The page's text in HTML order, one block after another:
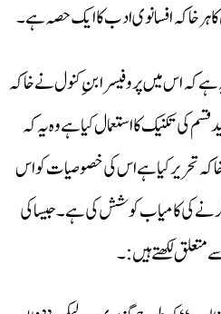
ہر خاکہ افسانوی ادب کا ایک حصہ ہے۔
کہ اس میں پروفیسرابنِ کنول نے خاکہ
کی تکنیک کا استعمال کیا ہے وہ یہ کہ
تحریر کیا ہے اس کی خصوصیات کو اس
کی کامیاب کوشش کی ہے۔جیسا کی
لکھتے ہیں :۔